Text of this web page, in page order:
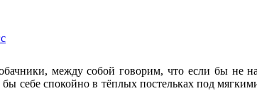
между собой говорим, что если бы не
себе спокойно в тёплых постельках под